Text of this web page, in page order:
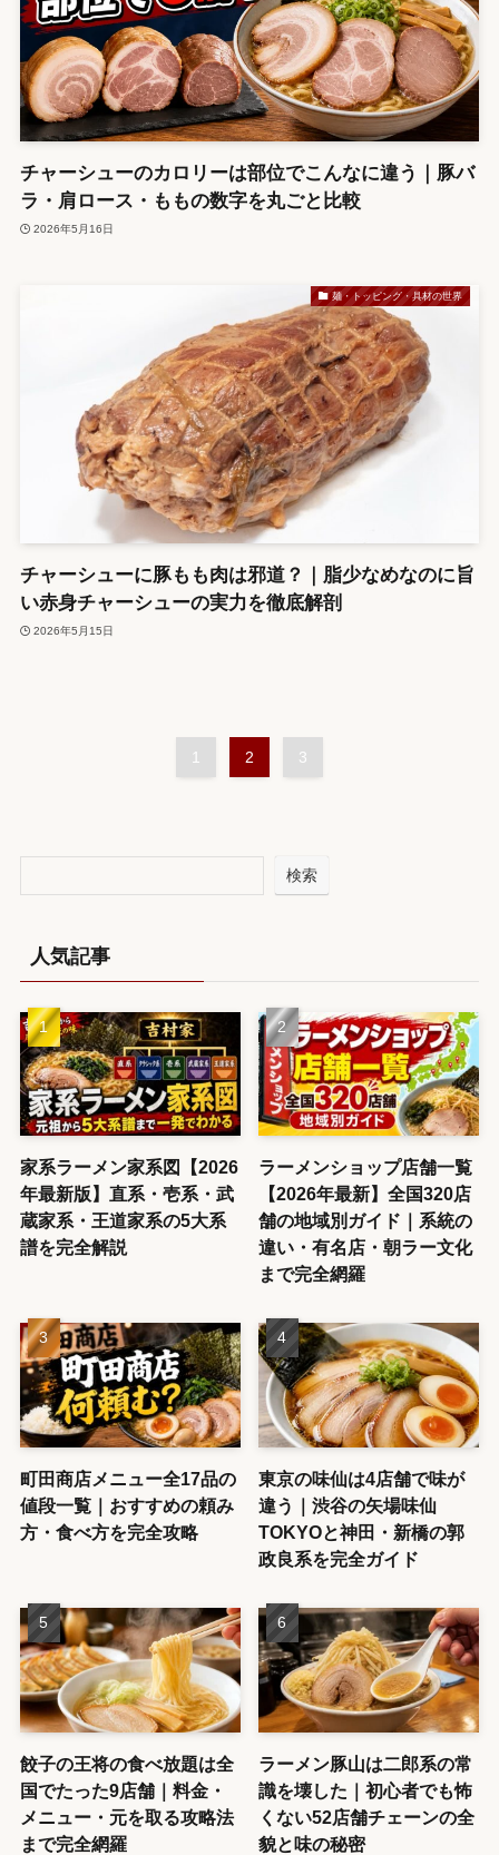
チャーシューのカロリーは部位でこんなに違う｜豚バ
ラ・肩ロース・ももの数字を丸ごと比較
2026年5月16日
麺・トッピング・具材の世界
チャーシューに豚もも肉は邪道？｜脂少なめなのに旨
い赤身チャーシューの実力を徹底解剖
2026年5月15日
1 2 3
検索
人気記事
家系ラーメン家系図【2026
年最新版】直系・壱系・武
蔵家系・王道家系の5大系
譜を完全解説
ラーメンショップ店舗一覧
【2026年最新】全国320店
舗の地域別ガイド｜系統の
違い・有名店・朝ラー文化
まで完全網羅
町田商店メニュー全17品の
値段一覧｜おすすめの頼み
方・食べ方を完全攻略
東京の味仙は4店舗で味が
違う｜渋谷の矢場味仙
TOKYOと神田・新橋の郭
政良系を完全ガイド
餃子の王将の食べ放題は全
国でたった9店舗｜料金・
メニュー・元を取る攻略法
まで完全網羅
ラーメン豚山は二郎系の常
識を壊した｜初心者でも怖
くない52店舗チェーンの全
貌と味の秘密